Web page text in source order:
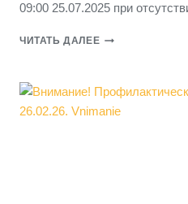
09:00 25.07.2025 при
ЧИТАТЬ ДАЛЕЕ ВНИМАНИЕ!
СИСТЕМЕ
ЭЛЕКТРОННЫЙ